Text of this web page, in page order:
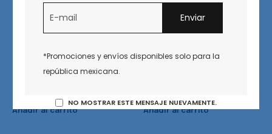
*Promociones y envíos disponibles solo para la
república mexicana.
NO MOSTRAR ESTE MENSAJE NUEVAMENTE.
Gorra Nueva FLEXFIT
Hurley gorra curva cerrada
Añadir al carrito
Gorra Nueva FLEXFIT
Añadir al carrito